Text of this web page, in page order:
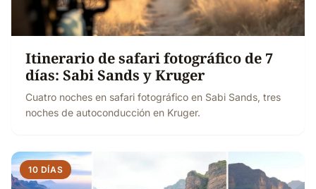
Itinerario de safari fotográfico de 7
días: Sabi Sands y Kruger
Cuatro noches en safari fotográfico en Sabi Sands, tres
noches de autoconducción en Kruger.
10 DÍAS